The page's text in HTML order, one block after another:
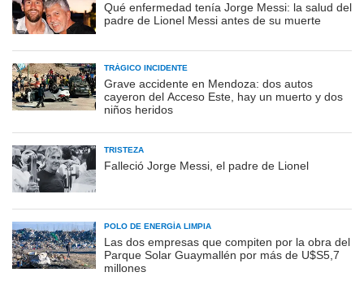
Qué enfermedad tenía Jorge Messi: la salud del
padre de Lionel Messi antes de su muerte
TRÁGICO INCIDENTE
Grave accidente en Mendoza: dos autos
cayeron del Acceso Este, hay un muerto y dos
niños heridos
TRISTEZA
Falleció Jorge Messi, el padre de Lionel
POLO DE ENERGÍA LIMPIA
Las dos empresas que compiten por la obra del
Parque Solar Guaymallén por más de U$S5,7
millones